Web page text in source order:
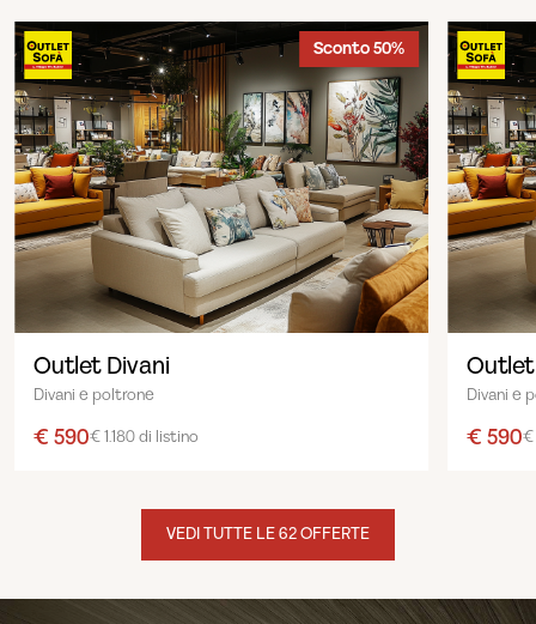
Sconto 50%
Outlet Divani
Divani e poltrone
€ 590€ 1.180 di listino
Divani e
€ 590€
VEDI TUTTE LE 62 OFFERTE